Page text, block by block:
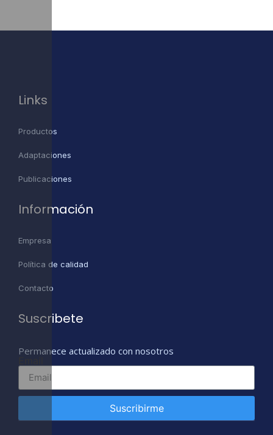
Links
Productos
Adaptaciones
Publicaciones
Información
Empresa
Política de calidad
Contacto
Suscribete
Permanece actualizado con nosotros
Suscribirme